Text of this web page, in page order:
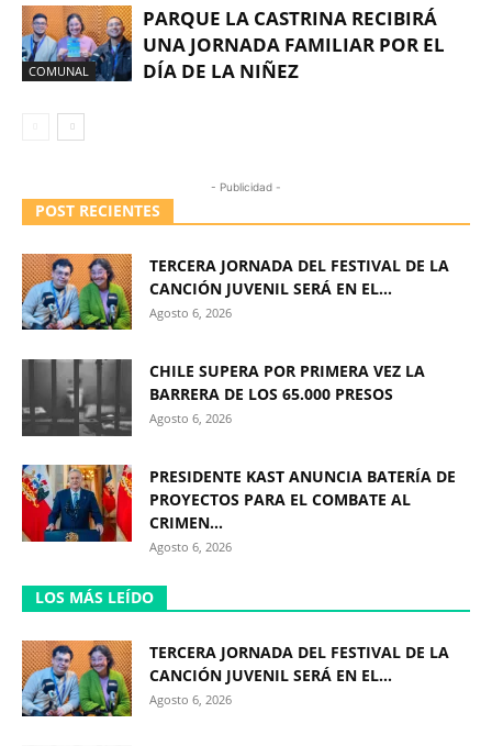
COMUNAL
PARQUE LA CASTRINA RECIBIRÁ
UNA JORNADA FAMILIAR POR EL
DÍA DE LA NIÑEZ
- Publicidad -
POST RECIENTES
TERCERA JORNADA DEL FESTIVAL DE LA
CANCIÓN JUVENIL SERÁ EN EL...
Agosto 6, 2026
CHILE SUPERA POR PRIMERA VEZ LA
BARRERA DE LOS 65.000 PRESOS
Agosto 6, 2026
PRESIDENTE KAST ANUNCIA BATERÍA DE
PROYECTOS PARA EL COMBATE AL
CRIMEN...
Agosto 6, 2026
LOS MÁS LEÍDO
TERCERA JORNADA DEL FESTIVAL DE LA
CANCIÓN JUVENIL SERÁ EN EL...
Agosto 6, 2026